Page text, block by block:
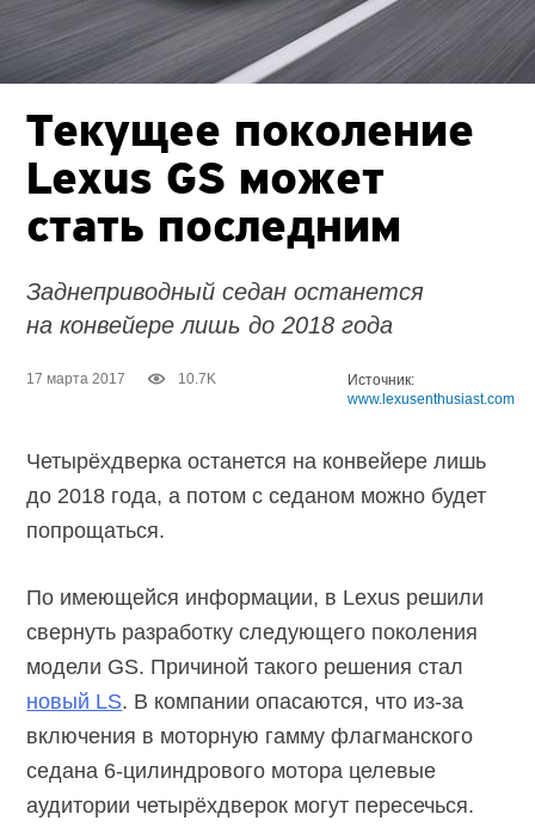
Текущее поколение
Lexus GS может
стать последним
Заднеприводный седан останется
на конвейере лишь до 2018 года
17 марта 2017 10.7K
Источник:
www.lexusenthusiast.com
Четырёхдверка останется на конвейере лишь
до 2018 года, а потом с седаном можно будет
попрощаться.
По имеющейся информации, в Lexus решили
свернуть разработку следующего поколения
модели GS. Причиной такого решения стал
новый LS. В компании опасаются, что из-за
включения в моторную гамму флагманского
седана 6-цилиндрового мотора целевые
аудитории четырёхдверок могут пересечься.